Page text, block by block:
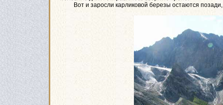
Вот и заросли карликовой березы остаются позади,